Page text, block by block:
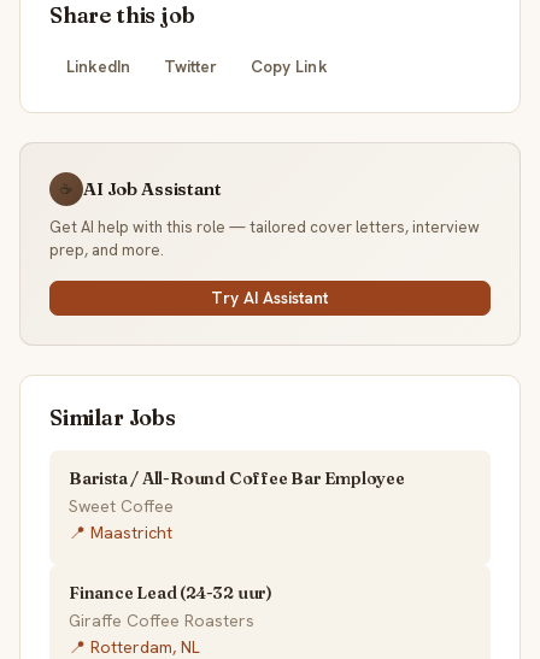
Share this job
LinkedIn Twitter Copy Link
☕ AI Job Assistant
Get AI help with this role — tailored cover letters, interview
prep, and more.
Try AI Assistant
Similar Jobs
Barista / All-Round Coffee Bar Employee
Sweet Coffee
📍 Maastricht
Finance Lead (24-32 uur)
Giraffe Coffee Roasters
📍 Rotterdam, NL